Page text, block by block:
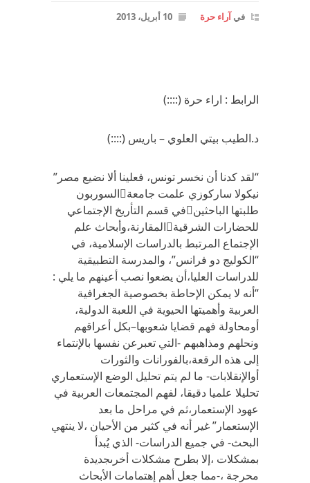
فيآراء حرة 10 أبريل، 2013
الرابط : اراء حرة (::::)
د.الطيب بيتي العلوي – باريس (::::)
“لقد كدنا أن نخسر تونس، فعلينا ألا نضيع مصر”
نيكولا ساركوزي علمت جامعةالسوربون
طلبتها الباحثينفي قسم التأريخ الإجتماعي
للحضارات الشرقيةالمقارنة،وأبحاث علم
الإجتماع المرتبط بالدراسات الإسلامية، في
“الكوليج دو فرانس”، والمدرسة التطبيقية
للدراسات العليا،أن يضعوا نصب أعينهم ما يلي :
“أنه لا يمكن الإحاطة بخصوصية الجغرافية
العربية وأهميتها الحيوية في اللعبة الدولية،
أومحاولة فهم قضايا شعوبها–بكل أعراقهم
ونحلهم ومذاهبهم -التي تعبرعن نفسها بالإنتماء
إلى هذه الرقعة،بالفورانات والثورات
أوالإنقلابات- ما لم يتم تحليل الوضع الإستعماري
تحليلا علميا دقيقا، لفهم المجتمعات العربية في
عهود الإستعمار،ثم في مراحل ما بعد
الإستعمار” غير أنه في كثير من الأحيان ،لا ينتهي
البحث- في جميع الدراسات- الذي يُبدأ
بمشكلات ،إلا بطرح مشكلات أخرىجديدة
محرجة ،-مما جعل أهم إهتمامات الأبحاث